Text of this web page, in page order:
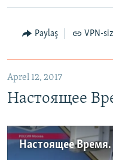
Paylaş VPN-
Aprel 12, 2017
Настоящее
Настоящее Время.